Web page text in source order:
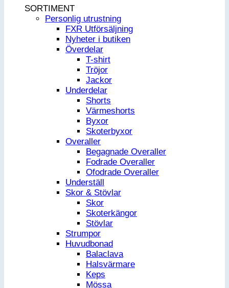
SORTIMENT
Personlig utrustning
FXR Utförsäljning
Nyheter i butiken
Överdelar
T-shirt
Tröjor
Jackor
Underdelar
Shorts
Värmeshorts
Byxor
Skoterbyxor
Overaller
Begagnade Overaller
Fodrade Overaller
Ofodrade Overaller
Underställ
Skor & Stövlar
Skor
Skoterkängor
Stövlar
Strumpor
Huvudbonad
Balaclava
Halsvärmare
Keps
Mössa